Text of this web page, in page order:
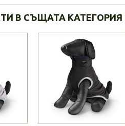
В СЪЩАТА КАТЕГОРИЯ